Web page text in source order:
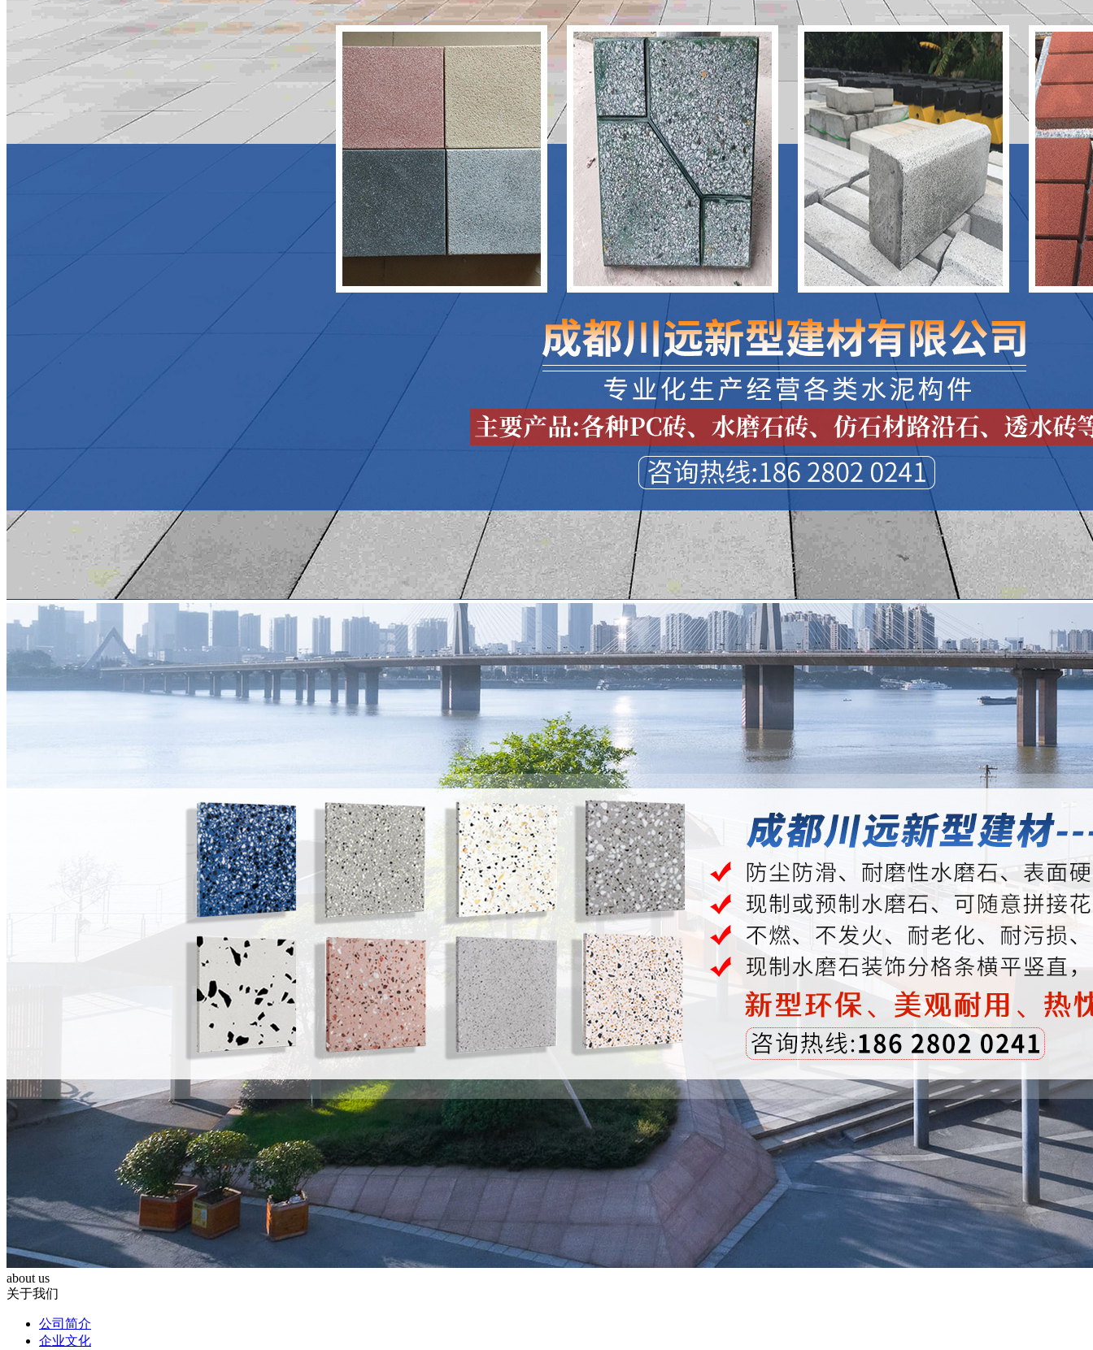
about us
关于我们
公司简介
企业文化